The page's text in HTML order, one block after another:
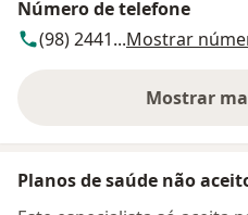
Número de telefone
(98) 2441...Mostrar
Mostrar
Planos de saúde não